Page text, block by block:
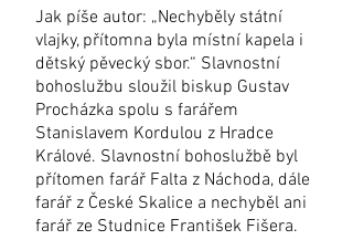
Jak píše autor: „Nechyběly státní
vlajky, přítomna byla místní kapela i
dětský pěvecký sbor.“ Slavnostní
bohoslužbu sloužil biskup Gustav
Procházka spolu s farářem
Stanislavem Kordulou z Hradce
Králové. Slavnostní bohoslužbě byl
přítomen farář Falta z Náchoda, dále
farář z České Skalice a nechyběl ani
farář ze Studnice František Fišera.